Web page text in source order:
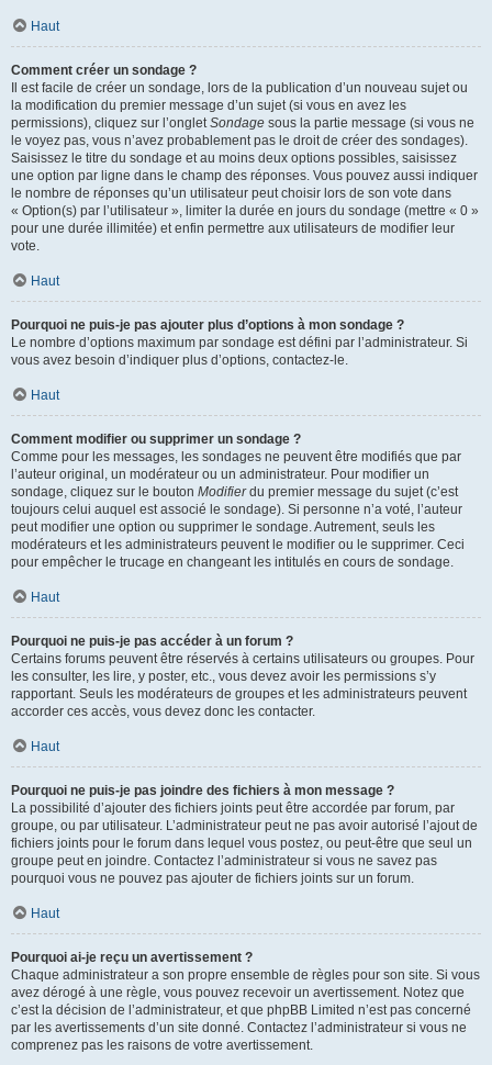
Haut
Comment créer un sondage ?
Il est facile de créer un sondage, lors de la publication d’un nouveau sujet ou
la modification du premier message d’un sujet (si vous en avez les
permissions), cliquez sur l’ongletSondage sous la partie message (si vous ne
le voyez pas, vous n’avez probablement pas le droit de créer des sondages).
Saisissez le titre du sondage et au moins deux options possibles, saisissez
une option par ligne dans le champ des réponses. Vous pouvez aussi indiquer
le nombre de réponses qu’un utilisateur peut choisir lors de son vote dans
« Option(s) par l’utilisateur », limiter la durée en jours du sondage (mettre « 0 »
pour une durée illimitée) et enfin permettre aux utilisateurs de modifier leur
vote.
Haut
Pourquoi ne puis-je pas ajouter plus d’options à mon sondage ?
Le nombre d’options maximum par sondage est défini par l’administrateur. Si
vous avez besoin d’indiquer plus d’options, contactez-le.
Haut
Comment modifier ou supprimer un sondage ?
Comme pour les messages, les sondages ne peuvent être modifiés que par
l’auteur original, un modérateur ou un administrateur. Pour modifier un
sondage, cliquez sur le bouton Modifierdu premier message du sujet (c’est
toujours celui auquel est associé le sondage). Si personne n’a voté, l’auteur
peut modifier une option ou supprimer le sondage. Autrement, seuls les
modérateurs et les administrateurs peuvent le modifier ou le supprimer. Ceci
pour empêcher le trucage en changeant les intitulés en cours de sondage.
Haut
Pourquoi ne puis-je pas accéder à un forum ?
Certains forums peuvent être réservés à certains utilisateurs ou groupes. Pour
les consulter, les lire, y poster, etc., vous devez avoir les permissions s’y
rapportant. Seuls les modérateurs de groupes et les administrateurs peuvent
accorder ces accès, vous devez donc les contacter.
Haut
Pourquoi ne puis-je pas joindre des fichiers à mon message ?
La possibilité d’ajouter des fichiers joints peut être accordée par forum, par
groupe, ou par utilisateur. L’administrateur peut ne pas avoir autorisé l’ajout de
fichiers joints pour le forum dans lequel vous postez, ou peut-être que seul un
groupe peut en joindre. Contactez l’administrateur si vous ne savez pas
pourquoi vous ne pouvez pas ajouter de fichiers joints sur un forum.
Haut
Pourquoi ai-je reçu un avertissement ?
Chaque administrateur a son propre ensemble de règles pour son site. Si vous
avez dérogé à une règle, vous pouvez recevoir un avertissement. Notez que
c’est la décision de l’administrateur, et que phpBB Limited n’est pas concerné
par les avertissements d’un site donné. Contactez l’administrateur si vous ne
comprenez pas les raisons de votre avertissement.